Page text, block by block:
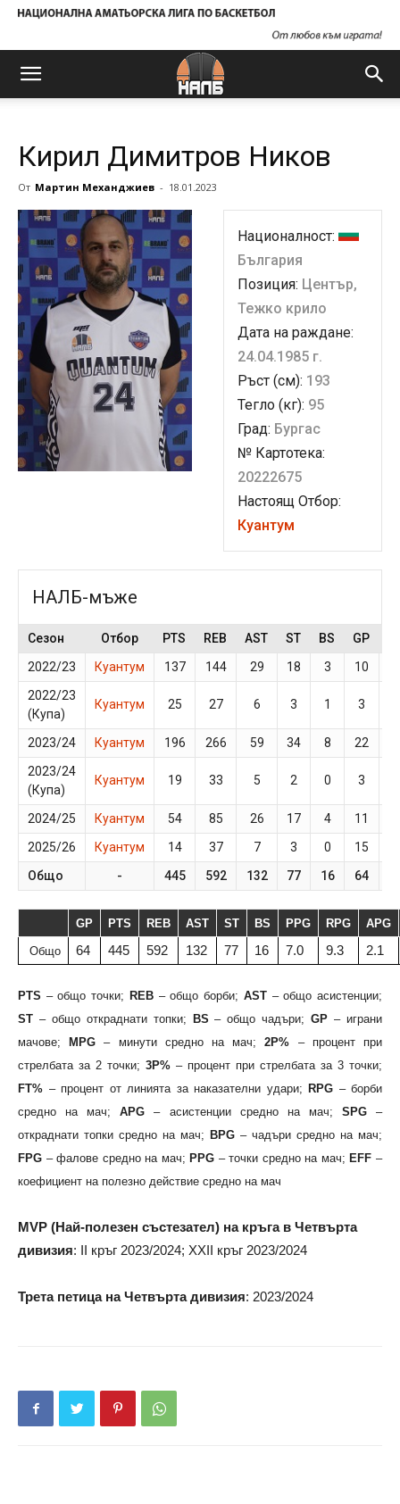
Кирил Димитров Ников
От Мартин Механджиев - 18.01.2023
Националност:
България
Позиция: Център,
Тежко крило
Дата на раждане:
24.04.1985 г.
Ръст (см): 193
Тегло (кг): 95
Град: Бургас
№ Картотека:
20222675
Настоящ Отбор:
Куантум
НАЛБ-мъже
Сезон Отбор PTS REB AST ST BS GP
2022/23
Куантум 137 144 29 18 3 10
2022/23
(Купа)
Куантум 25 27 6 3 1 3
2023/24 Куантум 196 266 59 34 8 22
2023/24
(Купа)
Куантум 19 33 5 2 0 3
2024/25 Куантум 54 85 26 17 4 11
2025/26
Куантум 14 37 7 3 0 15
Общо
- 445 592 132 77 16 64
GP PTS REB AST ST BS PPG RPG APG
Общо 64 445 592 132 77 16 7.0 9.3 2.1
PTS – общо точки; REB– общо борби; AST– общо асистенции;
ST – общо откраднати топки; BS – общо чадъри;GP – играни
мачове;
MPG – минути средно на мач;2P% – процент при
стрелбата за 2 точки; 3P% – процент при стрелбата за 3 точки;
FT% – процент от линията за наказателни удари; RPG – борби
средно на мач;APG – асистенции средно на мач; SPG–
откраднати топки средно на мач; BPG – чадъри средно на мач;
FPG – фалове средно на мач; PPG – точки средно на мач; EFF –
коефициент на полезно действие средно на мач
MVP (Най-полезен състезател) на кръга в Четвърта
дивизия: II кръг 2023/2024; XXII кръг 2023/2024
Трета петица на Четвърта дивизия: 2023/2024